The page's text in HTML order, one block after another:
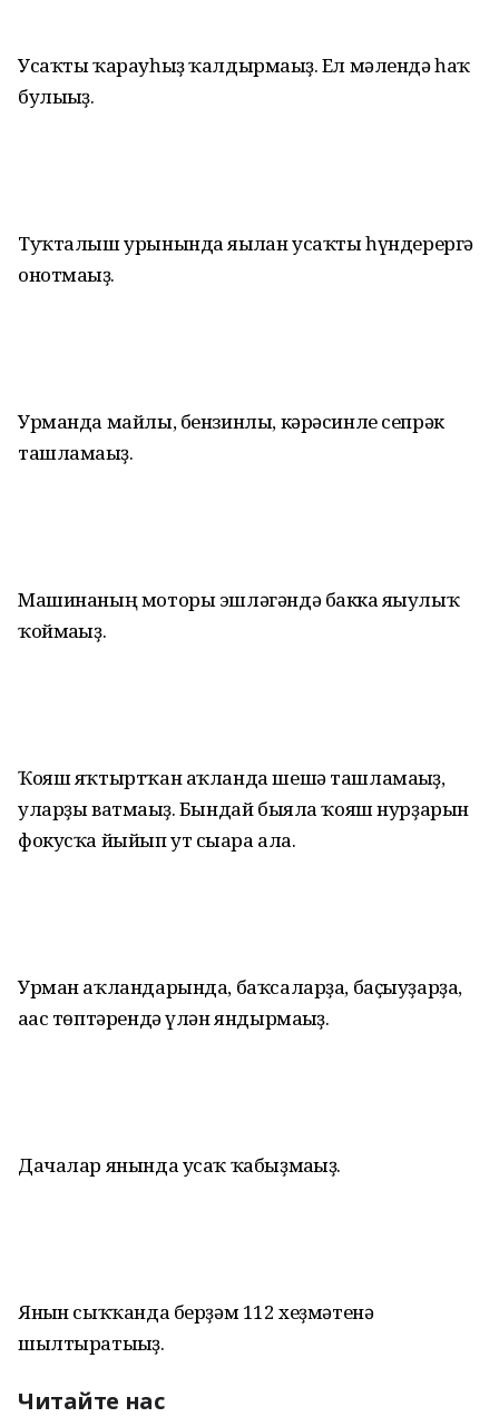
Усаҡты ҡарауһыҙ ҡалдырмағыҙ. Ел мәлендә һаҡ
булығыҙ.
Туҡталыш урынында яғылған усаҡты һүндерергә
онотмағыҙ.
Урманда майлы, бензинлы, кәрәсинле сепрәк
ташламағыҙ.
Машинаның моторы эшләгәндә бакка яғыулыҡ
ҡоймағыҙ.
Ҡояш яҡтыртҡан аҡланда шешә ташламағыҙ,
уларҙы ватмағыҙ. Бындай быяла ҡояш нурҙарын
фокусҡа йыйып ут сығара ала.
Урман аҡландарында, баҡсаларҙа, баҫыуҙарҙа,
ағас төптәрендә үлән яндырмағыҙ.
Дачалар янында усаҡ ҡабыҙмағыҙ.
Янғын сыҡҡанда берҙәм 112 хеҙмәтенә
шылтыратығыҙ.
Читайте нас